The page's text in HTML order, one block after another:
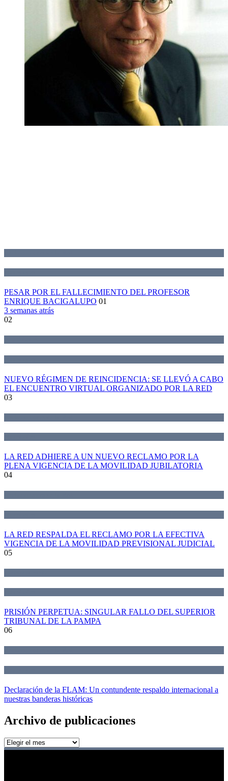
PESAR POR EL FALLECIMIENTO DEL PROFESOR
ENRIQUE BACIGALUPO 01
3 semanas atrás
02
NUEVO RÉGIMEN DE REINCIDENCIA: SE LLEVÓ A CABO
EL ENCUENTRO VIRTUAL ORGANIZADO POR LA RED
03
LA RED ADHIERE A UN NUEVO RECLAMO POR LA
PLENA VIGENCIA DE LA MOVILIDAD JUBILATORIA
04
LA RED RESPALDA EL RECLAMO POR LA EFECTIVA
VIGENCIA DE LA MOVILIDAD PREVISIONAL JUDICIAL
05
PRISIÓN PERPETUA: SINGULAR FALLO DEL SUPERIOR
TRIBUNAL DE LA PAMPA
06
Declaración de la FLAM: Un contundente respaldo internacional a
nuestras banderas históricas
Archivo de publicaciones
Archivo
de